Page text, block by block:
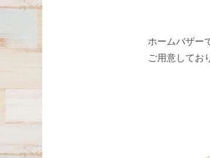
ホームバザー
ご用意してお